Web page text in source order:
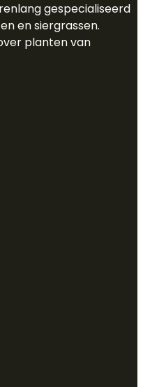
gespecialiseerd
en siergrassen.
planten van